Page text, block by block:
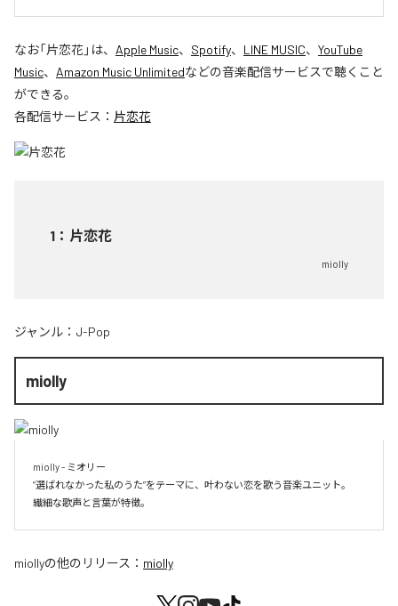
なお「片恋花」は、 Apple Music、 Spotify、 LINE MUSIC、 YouTube
Music、 Amazon Music Unlimitedなどの音楽配信サービスで聴くこと
ができる。
各配信サービス： 片恋花
1 ： 片恋花
miolly
ジャンル： J-Pop
miolly
miolly - ミオリー
”選ばれなかった私のうた”をテーマに、叶わない恋を歌う音楽ユニット。
miollyの他のリリース： miolly